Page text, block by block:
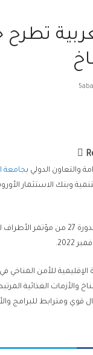
والتعاون الدولي بجامعة
الإقليمية للأمن المناخي
والأزمات الغذائية
قوي ومترابط للبرامج